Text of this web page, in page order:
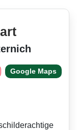
Google Maps